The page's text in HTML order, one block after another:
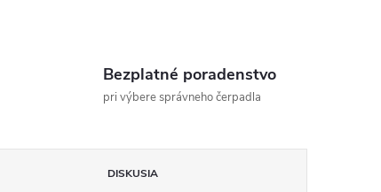
Bezplatné poradenstvo
pri výbere správneho čerpadla
DISKUSIA